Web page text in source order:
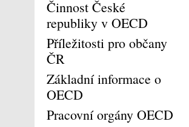
Činnost České
republiky v OECD
Příležitosti pro občany
ČR
Základní informace o
OECD
Pracovní orgány OECD